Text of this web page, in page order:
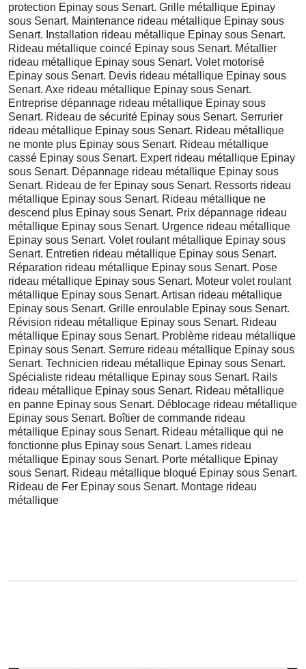
protection Epinay sous Senart. Grille métallique Epinay
sous Senart. Maintenance rideau métallique Epinay sous
Senart. Installation rideau métallique Epinay sous Senart.
Rideau métallique coincé Epinay sous Senart. Métallier
rideau métallique Epinay sous Senart. Volet motorisé
Epinay sous Senart. Devis rideau métallique Epinay sous
Senart. Axe rideau métallique Epinay sous Senart.
Entreprise dépannage rideau métallique Epinay sous
Senart. Rideau de sécurité Epinay sous Senart. Serrurier
rideau métallique Epinay sous Senart. Rideau métallique
ne monte plus Epinay sous Senart. Rideau métallique
cassé Epinay sous Senart. Expert rideau métallique Epinay
sous Senart. Dépannage rideau métallique Epinay sous
Senart. Rideau de fer Epinay sous Senart. Ressorts rideau
métallique Epinay sous Senart. Rideau métallique ne
descend plus Epinay sous Senart. Prix dépannage rideau
métallique Epinay sous Senart. Urgence rideau métallique
Epinay sous Senart. Volet roulant métallique Epinay sous
Senart. Entretien rideau métallique Epinay sous Senart.
Réparation rideau métallique Epinay sous Senart. Pose
rideau métallique Epinay sous Senart. Moteur volet roulant
métallique Epinay sous Senart. Artisan rideau métallique
Epinay sous Senart. Grille enroulable Epinay sous Senart.
Révision rideau métallique Epinay sous Senart. Rideau
métallique Epinay sous Senart. Problème rideau métallique
Epinay sous Senart. Serrure rideau métallique Epinay sous
Senart. Technicien rideau métallique Epinay sous Senart.
Spécialiste rideau métallique Epinay sous Senart. Rails
rideau métallique Epinay sous Senart. Rideau métallique
en panne Epinay sous Senart. Déblocage rideau métallique
Epinay sous Senart. Boîtier de commande rideau
métallique Epinay sous Senart. Rideau métallique qui ne
fonctionne plus Epinay sous Senart. Lames rideau
métallique Epinay sous Senart. Porte métallique Epinay
sous Senart. Rideau métallique bloqué Epinay sous Senart.
Rideau de Fer Epinay sous Senart. Montage rideau
métallique